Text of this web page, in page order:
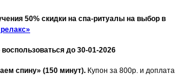
50% скидки на спа-ритуалы на выбор в
до 30-01-2026
спину» (150 минут). Купон за 800р. и доплата